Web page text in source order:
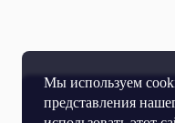
Мы используем
представления